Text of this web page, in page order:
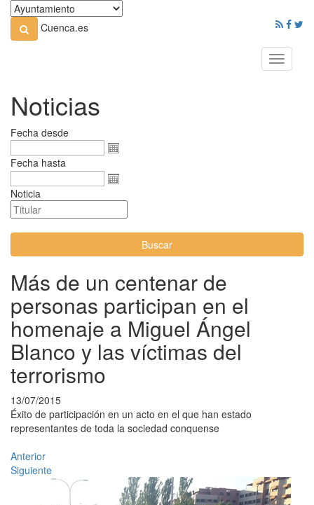
Cuenca.es
Toggle
Noticias
Fecha desde
Fecha hasta
Noticia
Buscar
Más de un centenar de
personas participan en el
homenaje a Miguel Ángel
Blanco y las víctimas del
terrorismo
13/07/2015
Éxito de participación en un acto en el que han estado
representantes de toda la sociedad conquense
Anterior
Siguiente